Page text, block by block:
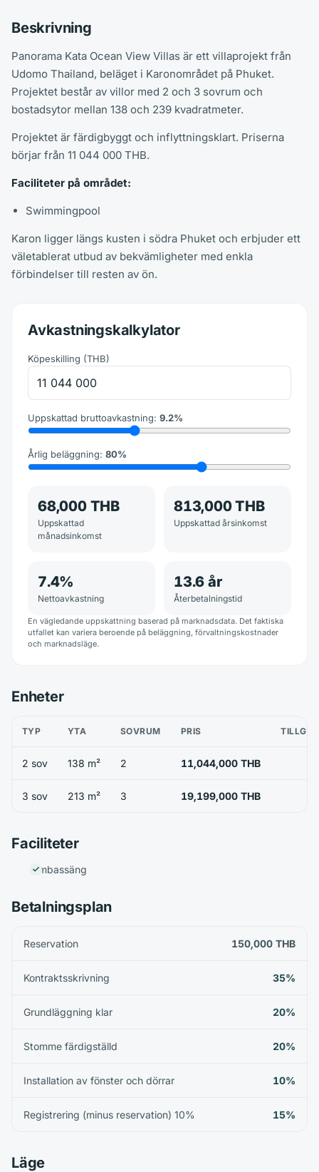
Beskrivning
Panorama Kata Ocean View Villas är ett villaprojekt från
Udomo Thailand, beläget i Karonområdet på Phuket.
Projektet består av villor med 2 och 3 sovrum och
bostadsytor mellan 138 och 239 kvadratmeter.
Projektet är färdigbyggt och inflyttningsklart. Priserna
börjar från 11 044 000 THB.
Faciliteter på området:
Swimmingpool
Karon ligger längs kusten i södra Phuket och erbjuder ett
väletablerat utbud av bekvämligheter med enkla
förbindelser till resten av ön.
Avkastningskalkylator
Köpeskilling (THB)
Uppskattad bruttoavkastning: 9.2%
Årlig beläggning: 80%
68,000 THB
Uppskattad
månadsinkomst
813,000 THB
Uppskattad årsinkomst
7.4%
Nettoavkastning
13.6 år
Återbetalningstid
En vägledande uppskattning baserad på marknadsdata. Det faktiska
utfallet kan variera beroende på beläggning, förvaltningskostnader
och marknadsläge.
Enheter
TYP YTA SOVRUM PRIS
2 sov 138 m² 2 11,044,000 THB
3 sov 213 m² 3 19,199,000 THB
Faciliteter
Simbassäng
Betalningsplan
Reservation 150,000 THB
Kontraktsskrivning 35%
Grundläggning klar 20%
Stomme färdigställd 20%
Installation av fönster och dörrar 10%
Registrering (minus reservation) 10% 15%
Läge